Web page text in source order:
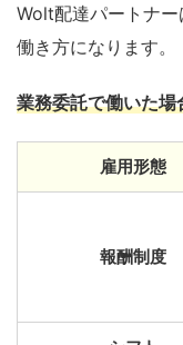
Wolt配達パートナー
働き方になります。
業務委託で働いた
雇用形態
報酬制度